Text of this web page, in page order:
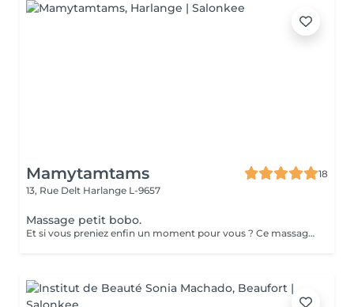
Mamytamtams
18
13, Rue Delt Harlange L-9657
Massage petit bobo.
Et si vous preniez enfin un moment pour vous ? Ce massage ciblé est idéal pour soulager les petits maux du quotidien : tensions dans le dos, nuque raide, fatigue accumulée ou stress qui s'installe. En quelques instants, le corps se relâche, les zones douloureuses s'apaisent et vous retrouvez une sensation de légèreté. Un soin simple, efficace et profondément libérateur. Une fois testé, difficile de s'en passer Réservez votre moment de bien-être dès maintenant et offrez à votre corps l'attention qu'il mérite.